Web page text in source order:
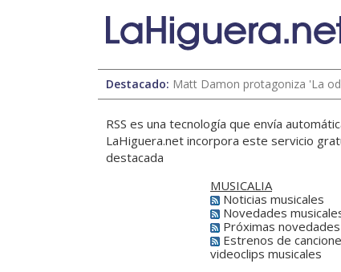
Destacado: Matt Damon protagoniza 'La
RSS es una tecnología que envía
LaHiguera.net incorpora este servicio
destacada
MUSICALIA
Noticias musicales
Novedades
Próximas
Estrenos de
videoclips musicales